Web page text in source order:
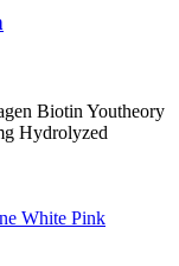
Biotin Youtheory
Hydrolyzed